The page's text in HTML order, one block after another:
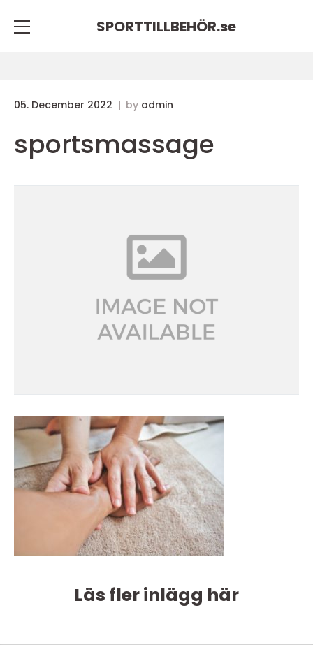
SPORTTILLBEHÖR.se
05. December 2022 by admin
sportsmassage
Läs fler inlägg här